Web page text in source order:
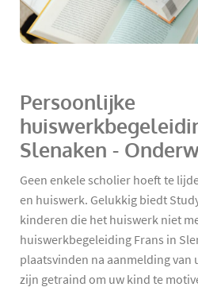
Persoonlijke
Slenaken -
Geen enkele scholier hoeft te
en huiswerk. Gelukkig biedt
kinderen die het huiswerk niet
huiswerkbegeleiding Frans in
plaatsvinden na aanmelding van
zijn getraind om uw kind te